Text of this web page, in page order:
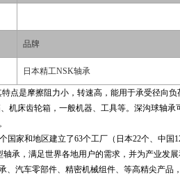
品牌
日本精工NSK轴承
点是摩擦阻力小，转速高，能用于承受径向
机床齿轮箱，一般机器、工具等。深沟球轴
国家和地区建立了63个工厂（日本22个、中
承，满足世界各地用户的需求，并为产业发
汽车零部件、精密机械组件、等高精尖产品